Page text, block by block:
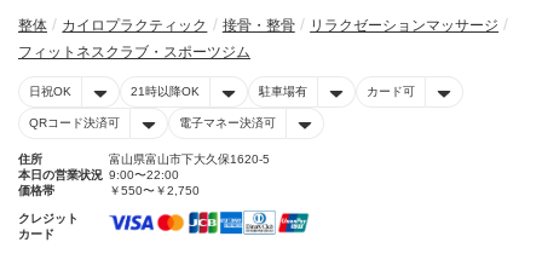
整体 カイロプラクティック 接骨・整骨
リラクゼーションマッサージ
フィットネスクラブ・スポーツジム
日祝OK 21時以降OK 駐車場有 カード可
QRコード決済可 電子マネー決済可
住所
富山県富山市下大久保1620-5
本日の営業状況 9:00〜22:00
価格帯
￥550〜￥2,750
クレジット
カード